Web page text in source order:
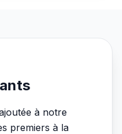
à notre
premiers à la